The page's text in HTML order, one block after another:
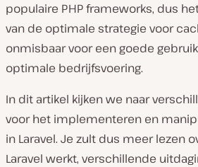
populaire PHP frameworks, dus
van de optimale strategie voor
onmisbaar voor een goede
optimale bedrijfsvoering.
In dit artikel kijken we naar
voor het implementeren en
in Laravel. Je zult dus meer lezen
Laravel werkt, verschillende